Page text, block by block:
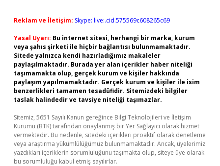
Reklam ve İletişim: Skype: live:.cid.575569c608265c69
Yasal Uyarı: Bu internet sitesi, herhangi bir marka, kurum
veya şahıs şirketi ile hiçbir bağlantısı bulunmamaktadır.
Sitede yalnızca kendi hazırladığımız makaleler
paylaşılmaktadır. Burada yer alan içerikler haber niteliği
taşımamakta olup, gerçek kurum ve kişiler hakkında
paylaşım yapılmamaktadır. Gerçek kurum ve kişiler ile isim
benzerlikleri tamamen tesadüfidir. Sitemizdeki bilgiler
taslak halindedir ve tavsiye niteliği taşımazlar.
Sitemiz, 5651 Sayılı Kanun gereğince Bilgi Teknolojileri ve İletişim
Kurumu (BTK) tarafından onaylanmış bir Yer Sağlayıcı olarak hizmet
vermektedir. Bu nedenle, sitedeki içerikleri proaktif olarak denetleme
veya araştırma yükümlülüğümüz bulunmamaktadır. Ancak, üyelerimiz
yazdıkları içeriklerin sorumluluğunu taşımakta olup, siteye üye olarak
bu sorumluluğu kabul etmiş sayılırlar.